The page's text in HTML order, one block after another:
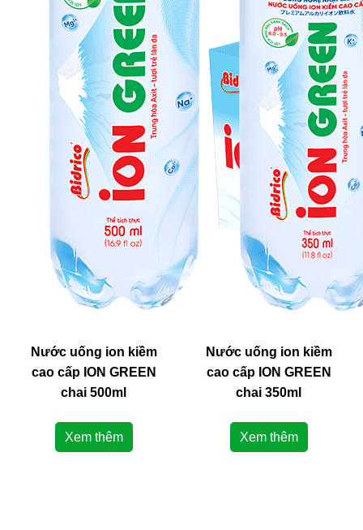
Nước uống ion kiềm
cao cấp ION GREEN
chai 500ml
Xem thêm
Nước uống ion kiềm
cao cấp ION GREEN
chai 350ml
Xem thêm